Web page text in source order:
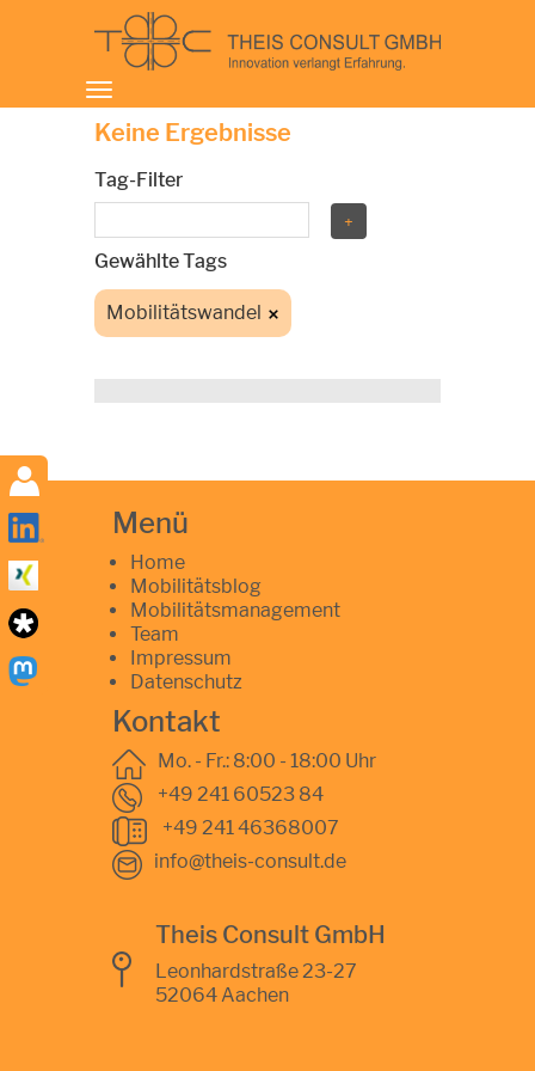
Toggle
navigation
Keine Ergebnisse
Tag-Filter
Gewählte Tags
Mobilitätswandel
Menü
Home
Mobilitätsblog
Mobilitätsmanagement
Team
Impressum
Datenschutz
Kontakt
Mo. - Fr.: 8:00 - 18:00 Uhr
+49 241 60523 84
+49 241 46368007
info@theis-consult.de
Theis Consult GmbH
Leonhardstraße 23-27
52064 Aachen